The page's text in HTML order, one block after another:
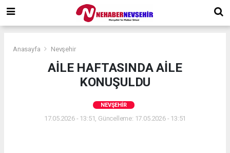
Anasayfa Nevşehir
AİLE HAFTASINDA AİLE
KONUŞULDU
NEVŞEHIR
17.05.2026 - 13:51, Güncelleme: 17.05.2026 - 13:51